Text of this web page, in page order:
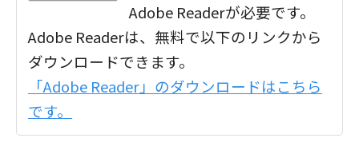
Adobe Readerが必要です。
Adobe Readerは、無料で以下のリンクから
ダウンロードできます。
「Adobe Reader」のダウンロードはこちら
です。